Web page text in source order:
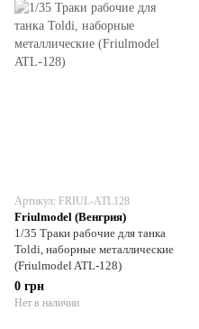
Артикул: FRIUL-ATL128
Friulmodel (Венгрия)
1/35 Траки рабочие для танка
Toldi, наборные металлические
(Friulmodel ATL-128)
0 грн
Нет в наличии